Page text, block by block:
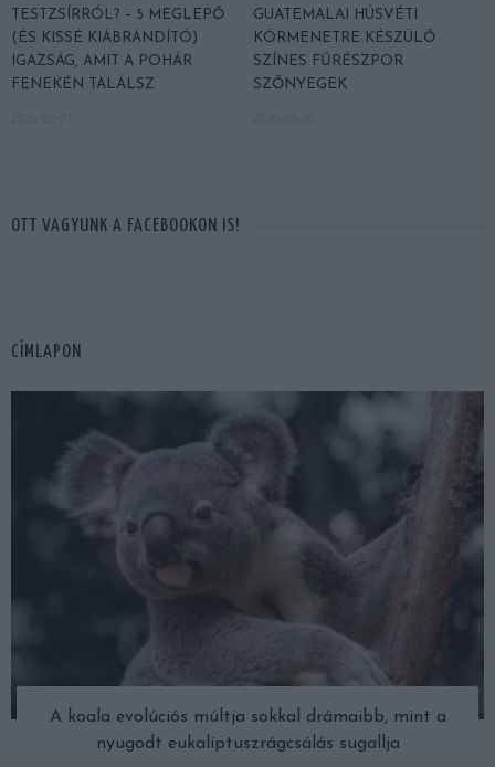
TESTZSÍRRÓL? – 5 MEGLEPŐ
(ÉS KISSÉ KIÁBRÁNDÍTÓ)
IGAZSÁG, AMIT A POHÁR
FENEKÉN TALÁLSZ
GUATEMALAI HÚSVÉTI
KÖRMENETRE KÉSZÜLŐ
SZÍNES FŰRÉSZPOR
SZŐNYEGEK
OTT VAGYUNK A FACEBOOKON IS!
CÍMLAPON
A koala evolúciós múltja sokkal drámaibb, mint a
nyugodt eukaliptuszrágcsálás sugallja